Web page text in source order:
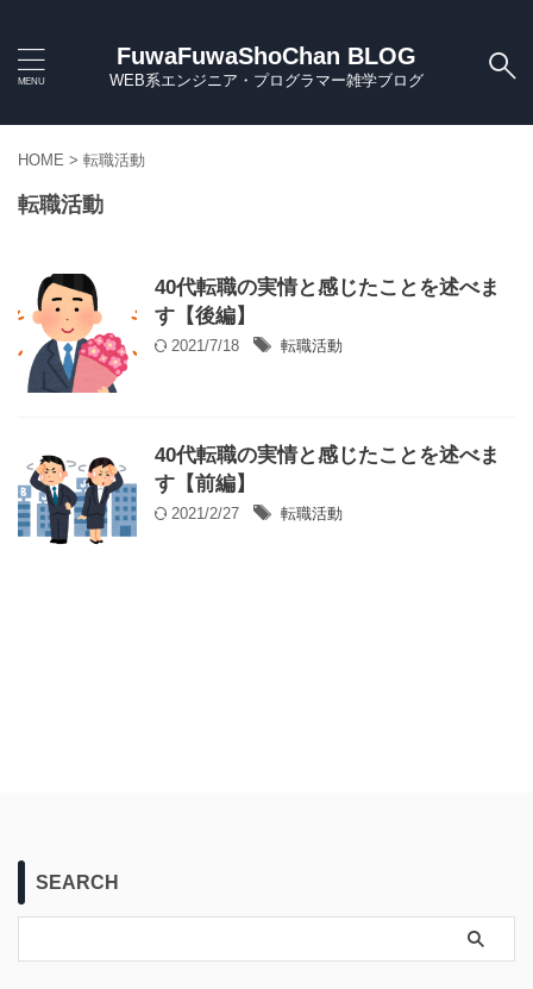
FuwaFuwaShoChan BLOG
WEB系エンジニア・プログラマー雑学ブログ
HOME > 転職活動
転職活動
40代転職の実情と感じたことを述べま
す【後編】
2021/7/18 転職活動
40代転職の実情と感じたことを述べま
す【前編】
2021/2/27 転職活動
SEARCH